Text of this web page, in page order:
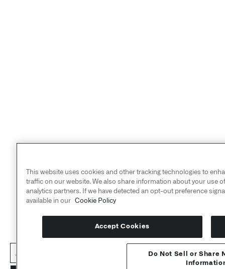
API 参考 ↗
This website uses cookies and other tracking technologies to
traffic on our website. We also share information about your use
analytics partners. If we have detected an opt-out preference
available in our Cookie Policy
Accept Cookies
Do Not Sell or Share